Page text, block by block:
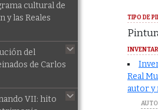
cultural de
y las Reales
del
de Carlos
VII: hito
TIPO DE
Real
autor y